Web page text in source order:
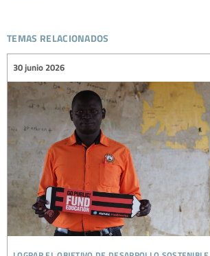
temas relacionados
30 junio 2026